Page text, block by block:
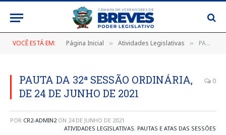
VOCÊ ESTÁ EM: Página Inicial » Atividades Legislativas » PAUTA DA 32ª SESSÃO ORDINÁRIA, DE 24 DE JUNHO DE 2021
PAUTA DA 32ª SESSÃO ORDINÁRIA,
DE 24 DE JUNHO DE 2021
0
POR CR2-ADMIN2 ON 24 DE JUNHO DE 2021
ATIVIDADES LEGISLATIVAS, PAUTAS E ATAS DAS SESSÕES